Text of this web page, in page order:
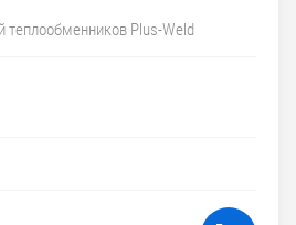
теплообменников Plus-Weld